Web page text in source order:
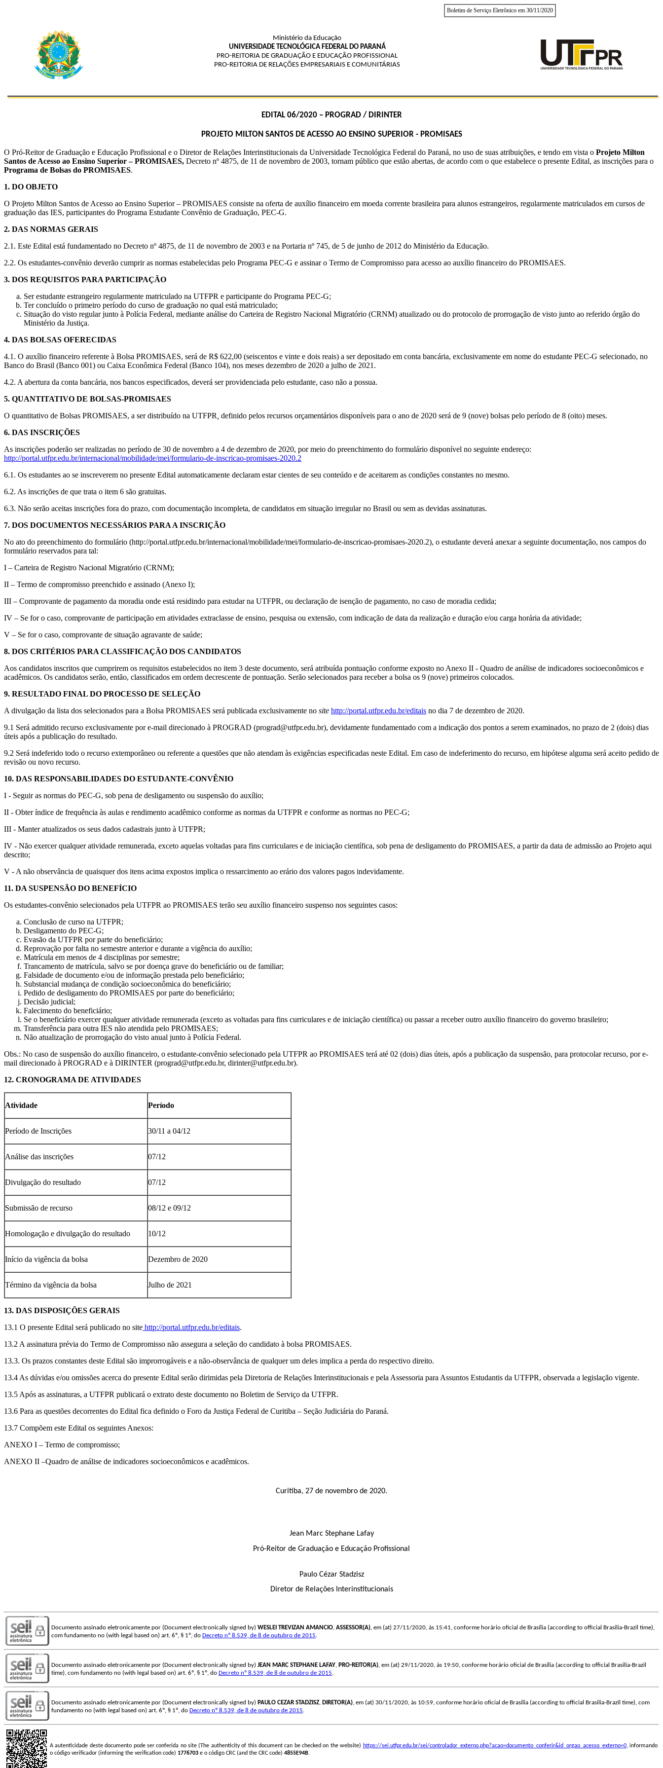
Boletim de Serviço Eletrônico em 30/11/2020
Ministério da Educação
UNIVERSIDADE TECNOLÓGICA FEDERAL DO PARANÁ
PRO-REITORIA DE GRADUAÇÃO E EDUCAÇÃO PROFISSIONAL
PRO-REITORIA DE RELAÇÕES EMPRESARIAIS E COMUNITÁRIAS
EDITAL 06/2020 – PROGRAD / DIRINTER
PROJETO MILTON SANTOS DE ACESSO AO ENSINO SUPERIOR - PROMISAES
O Pró-Reitor de Graduação e Educação Profissional e o Diretor de Relações Interinstitucionais da Universidade Tecnológica Federal do Paraná, no uso de suas atribuições, e tendo em vista o Projeto Milton
Santos de Acesso ao Ensino Superior – PROMISAES, Decreto nº 4875, de 11 de novembro de 2003, tornam público que estão abertas, de acordo com o que estabelece o presente Edital, as inscrições para o
Programa de Bolsas do PROMISAES.
1. DO OBJETO
O Projeto Milton Santos de Acesso ao Ensino Superior – PROMISAES consiste na oferta de auxílio financeiro em moeda corrente brasileira para alunos estrangeiros, regularmente matriculados em cursos de
graduação das IES, participantes do Programa Estudante Convênio de Graduação, PEC-G.
2. DAS NORMAS GERAIS
2.1. Este Edital está fundamentado no Decreto nº 4875, de 11 de novembro de 2003 e na Portaria nº 745, de 5 de junho de 2012 do Ministério da Educação.
2.2. Os estudantes-convênio deverão cumprir as normas estabelecidas pelo Programa PEC-G e assinar o Termo de Compromisso para acesso ao auxílio financeiro do PROMISAES.
3. DOS REQUISITOS PARA PARTICIPAÇÃO
Ser estudante estrangeiro regularmente matriculado na UTFPR e participante do Programa PEC-G;
Ter concluído o primeiro período do curso de graduação no qual está matriculado;
Situação do visto regular junto à Polícia Federal, mediante análise do Carteira de Registro Nacional Migratório (CRNM) atualizado ou do protocolo de prorrogação de visto junto ao referido órgão do
Ministério da Justiça.
4. DAS BOLSAS OFERECIDAS
4.1. O auxílio financeiro referente à Bolsa PROMISAES, será de R$ 622,00 (seiscentos e vinte e dois reais) a ser depositado em conta bancária, exclusivamente em nome do estudante PEC-G selecionado, no
Banco do Brasil (Banco 001) ou Caixa Econômica Federal (Banco 104), nos meses dezembro de 2020 a julho de 2021.
4.2. A abertura da conta bancária, nos bancos especificados, deverá ser providenciada pelo estudante, caso não a possua.
5. QUANTITATIVO DE BOLSAS-PROMISAES
O quantitativo de Bolsas PROMISAES, a ser distribuído na UTFPR definido pelos recursos orçamentários disponíveis para o ano de 2020 será de 9 (nove) bolsas pelo período de 8 (oito) meses.
6. DAS INSCRIÇÕES
As inscrições poderão ser realizadas no período de 30 de novembro a 4 de dezembro de 2020, por meio do preenchimento do formulário disponível no seguinte endereço:
http://portal.utfpr.edu.br/internacional/mobilidade/mei/formulario-de-inscricao-promisaes-2020.2
6.1. Os estudantes ao se inscreverem no presente Edital automaticamente declaram estar cientes de seu conteúdo e de aceitarem as condições constantes no mesmo.
6.2. As inscrições de que trata o item 6 são gratuitas.
6.3. Não serão aceitas inscrições fora do prazo, com documentação incompleta, de candidatos em situação irregular no Brasil ou sem as devidas assinaturas.
7. DOS DOCUMENTOS NECESSÁRIOS PARA A INSCRIÇÃO
No ato do preenchimento do formulário (http://portal.utfpr.edu.br/internacional/mobilidade/mei/formulario-de-inscricao-promisaes-2020.2), o estudante deverá anexar a seguinte documentação, nos campos do
formulário reservados para tal:
I – Carteira de Registro Nacional Migratório (CRNM);
II – Termo de compromisso preenchido e assinado (Anexo I);
III – Comprovante de pagamento da moradia onde está residindo para estudar na UTFPR, ou declaração de isenção de pagamento, no caso de moradia cedida;
IV – Se for o caso, comprovante de participação em atividades extraclasse de ensino, pesquisa ou extensão, com indicação de data da realização e duração e/ou carga horária da atividade;
V – Se for o caso, comprovante de situação agravante de saúde;
8. DOS CRITÉRIOS PARA CLASSIFICAÇÃO DOS CANDIDATOS
Aos candidatos inscritos que cumprirem os requisitos estabelecidos no item 3 deste documento, será atribuída pontuação conforme exposto no Anexo II - Quadro de análise de indicadores socioeconômicos e
acadêmicos. Os candidatos serão, então, classificados em ordem decrescente de pontuação. Serão selecionados para receber a bolsa os 9 (nove) primeiros colocados.
9. RESULTADO FINAL DO PROCESSO DE SELEÇÃO
A divulgação da lista dos selecionados para a Bolsa PROMISAES será publicada exclusivamente no site http://portal.utfpr.edu.br/editais no dia 7 de dezembro de 2020.
9.1 Será admitido recurso exclusivamente por e-mail direcionado à PROGRAD (prograd@utfpr.edu.br), devidamente fundamentado com a indicação dos pontos a serem examinados, no prazo de 2 (dois) dias
úteis após a publicação do resultado.
9.2 Será indeferido todo o recurso extemporâneo ou referente a questões que não atendam às exigências especificadas neste Edital. Em caso de indeferimento do recurso, em hipótese alguma será aceito pedido de
revisão ou novo recurso.
10. DAS RESPONSABILIDADES DO ESTUDANTE-CONVÊNIO
I - Seguir as normas do PEC-G, sob pena de desligamento ou suspensão do auxílio;
II - Obter índice de frequência às aulas e rendimento acadêmico conforme as normas da UTFPR e conforme as normas no PEC-G;
III - Manter atualizados os seus dados cadastrais junto à UTFPR;
IV - Não exercer qualquer atividade remunerada, exceto aquelas voltadas para fins curriculares e de iniciação científica, sob pena de desligamento do PROMISAES, a partir da data de admissão ao Projeto aqui
descrito;
V - A não observância de quaisquer dos itens acima expostos implica o ressarcimento ao erário dos valores pagos indevidamente.
11. DA SUSPENSÃO DO BENEFÍCIO
Os estudantes-convênio selecionados pela UTFPR ao PROMISAES terão seu auxílio financeiro suspenso nos seguintes casos:
Conclusão de curso na UTFPR;
Desligamento do PEC-G;
Evasão da UTFPR por parte do beneficiário;
Reprovação por falta no semestre anterior e durante a vigência do auxílio;
Matrícula em menos de 4 disciplinas por semestre;
Trancamento de matrícula, salvo se por doença grave do beneficiário ou de familiar;
Falsidade de documento e/ou de informação prestada pelo beneficiário;
Substancial mudança de condição socioeconômica do beneficiário;
Pedido de desligamento do PROMISAES por parte do beneficiário;
Decisão judicial;
Falecimento do beneficiário;
Se o beneficiário exercer qualquer atividade remunerada (exceto as voltadas para fins curriculares e de iniciação científica) ou passar a receber outro auxílio financeiro do governo brasileiro;
Transferência para outra IES não atendida pelo PROMISAES;
Não atualização de prorrogação do visto anual junto à Polícia Federal.
Obs.: No caso de suspensão do auxílio financeiro, o estudante-convênio selecionado pela UTFPR ao PROMISAES terá até 02 (dois) dias úteis, após a publicação da suspensão, para protocolar recurso, por e-
mail direcionado à PROGRAD e à DIRINTER (prograd@utfpr.edu.br, dirinter@utfpr.edu.br).
12. CRONOGRAMA DE ATIVIDADES
Atividade Período
Período de Inscrições 30/11 a 04/12
Análise das inscrições 07/12
Divulgação do resultado 07/12
Submissão de recurso 08/12 e 09/12
Homologação e divulgação do resultado 10/12
Início da vigência da bolsa Dezembro de 2020
Término da vigência da bolsa Julho de 2021
13. DAS DISPOSIÇÕES GERAIS
13.1 O presente Edital será publicado no site http://portal.utfpr.edu.br/editais.
13.2 A assinatura prévia do Termo de Compromisso não assegura a seleção do candidato à bolsa PROMISAES.
13.3. Os prazos constantes deste Edital são improrrogáveis e a não-observância de qualquer um deles implica a perda do respectivo direito.
13.4 As dúvidas e/ou omissões acerca do presente Edital serão dirimidas pela Diretoria de Relações Interinstitucionais e pela Assessoria para Assuntos Estudantis da UTFPR, observada a legislação vigente.
13.5 Após as assinaturas, a UTFPR publicará o extrato deste documento no Boletim de Serviço da UTFPR.
13.6 Para as questões decorrentes do Edital fica definido o Foro da Justiça Federal de Curitiba – Seção Judiciária do Paraná.
13.7 Compõem este Edital os seguintes Anexos:
ANEXO I – Termo de compromisso;
ANEXO II –Quadro de análise de indicadores socioeconômicos e acadêmicos.
Curitiba, 27 de novembro de 2020.
Jean Marc Stephane Lafay
Pró-Reitor de Graduação e Educação Profissional
Paulo Cézar Stadzisz
Diretor de Relações Interinstitucionais
Documento assinado eletronicamente por (Document electronically signed by) WESLEI TREVIZAN AMANCIO, ASSESSOR(A), em (at) 27/11/2020, às 15:41, conforme horário oficial de Brasília (according to official Brasilia-Brazil time),
com fundamento no (with legal based on) art. 6º, § 1º, do Decreto nº 8.539, de 8 de outubro de 2015.
Documento assinado eletronicamente por (Document electronically signed by) JEAN MARC STEPHANE LAFAY, PRO-REITOR(A), em (at) 29/11/2020, às 19:50, conforme horário oficial de Brasília (according to official Brasilia-Brazil
time), com fundamento no (with legal based on) art. 6º, § 1º, do Decreto nº 8.539, de 8 de outubro de 2015.
Documento assinado eletronicamente por (Document electronically signed by) PAULO CEZAR STADZISZ, DIRETOR(A), em (at) 30/11/2020, às 10:59, conforme horário oficial de Brasília (according to official Brasilia-Brazil time), com
fundamento no (with legal based on) art. 6º, § 1º, do Decreto nº 8.539, de 8 de outubro de 2015.
A autenticidade deste documento pode ser conferida no site (The authenticity of this document can be checked on the website) https://sei.utfpr.edu.br/sei/controlador_externo.php?acao=documento_conferir&id_orgao_acesso_externo=0, informando
o código verificador (informing the verification code) 1776703 e o código CRC (and the CRC code) 4855E94B.